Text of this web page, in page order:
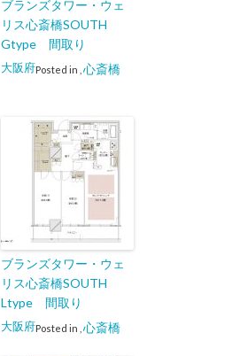
ブランズタワー・ウェ
リス心斎橋SOUTH
Gtype 間取り
Posted in
大阪府 心斎橋
ブランズタワー・ウェ
リス心斎橋SOUTH
Ltype 間取り
Posted in
大阪府 心斎橋